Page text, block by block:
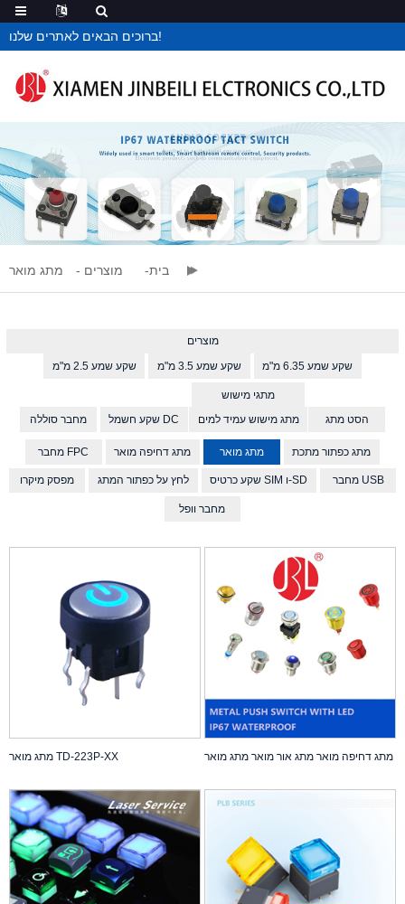
ברוכים הבאים לאתרים שלנו!
בית מוצרים מתג מואר
מוצרים
שקע שמע 2.5 מ"מ
שקע שמע 3.5 מ"מ שקע שמע 6.35 מ"מ
מחבר סוללה שקע חשמל DC
מתגי מישוש
מתג מישוש עמיד למים
הסט מתג
מחבר FPC מתג דחיפה מואר מתג מואר מתג כפתור מתכת
מפסק מיקרו לחץ על כפתור המתג שקע כרטיס SIM ו-SD מחבר USB
מחבר וופל
מתג מואר TD-223P-XX מתג דחיפה מואר מתג אור מואר מתג מואר